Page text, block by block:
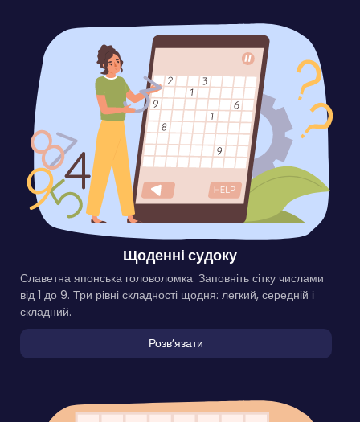
Щоденні судоку
Славетна японська головоломка. Заповніть сітку числами
від 1 до 9. Три рівні складності щодня: легкий, середній і
складний.
Розвʼязати